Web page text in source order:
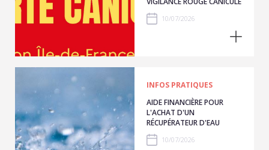
10/07/2026
INFOS PRATIQUES
AIDE FINANCIÈRE POUR
L'ACHAT D'UN
RÉCUPÉRATEUR D'EAU
10/07/2026